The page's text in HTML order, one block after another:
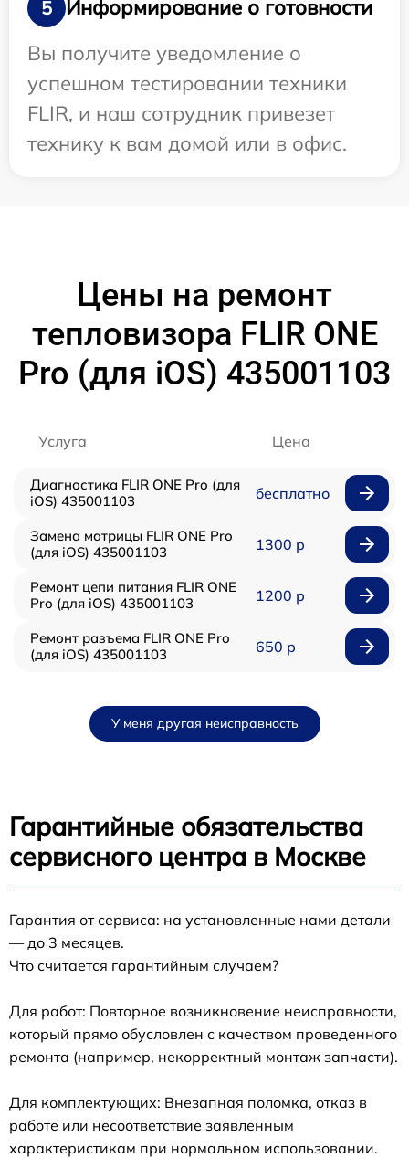
5
Информирование о готовности
Вы получите уведомление о
успешном тестировании техники
FLIR, и наш сотрудник привезет
технику к вам домой или в офис.
Цены на ремонт
тепловизора FLIR ONE
Pro (для iOS) 435001103
Услуга Цена
Диагностика FLIR ONE Pro (для
iOS) 435001103
бесплатно
Замена матрицы FLIR ONE Pro
(для iOS) 435001103
1300 р
Ремонт цепи питания FLIR ONE
Pro (для iOS) 435001103
1200 р
Ремонт разъема FLIR ONE Pro
(для iOS) 435001103
650 р
У меня другая неисправность
Гарантийные обязательства
сервисного центра в Москве
Гарантия от сервиса: на установленные нами детали
— до 3 месяцев.
Что считается гарантийным случаем?
Для работ: Повторное возникновение неисправности,
который прямо обусловлен с качеством проведенного
ремонта (например, некорректный монтаж запчасти).
Для комплектующих: Внезапная поломка, отказ в
работе или несоответствие заявленным
характеристикам при нормальном использовании.